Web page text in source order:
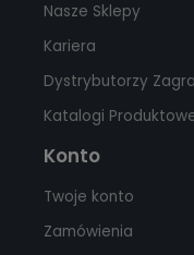
Nasze Sklepy
Kariera
Dystrybutorzy
Katalogi
Konto
Twoje konto
Zamówienia